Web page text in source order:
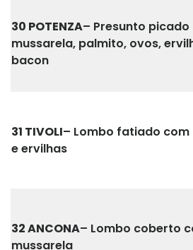
30 POTENZA– Presunto
mussarela, palmito, ovos,
bacon
31 TIVOLI– Lombo fatiado com
e ervilhas
32 ANCONA– Lombo coberto
mussarela